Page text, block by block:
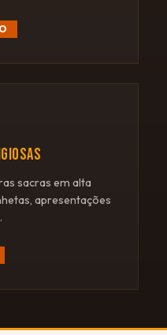
sacras em alta
apresentações